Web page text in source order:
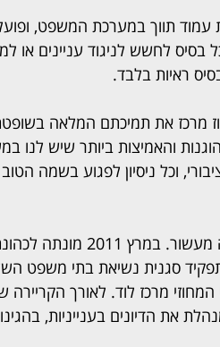
תווך במערכת המשפט,
לחשש לניגוד עניינים או
ראיות בלבד.
מרכז את תמיכתם המלאה
והאמיצות ביותר שיש
וכל ניסיון לפגוע בשמה
טויסטר ישראלי מכהנת במערכת המשפט מזה
מרכז. בפברואר 2016 מונתה לתפקיד סגנית נשיאת
המחוזי מרכז לוד. לאורך
את הדיונים בענייניות,